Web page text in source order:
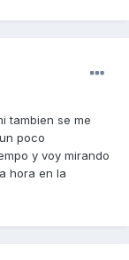
tambien se me
poco
y voy mirando
hora en la